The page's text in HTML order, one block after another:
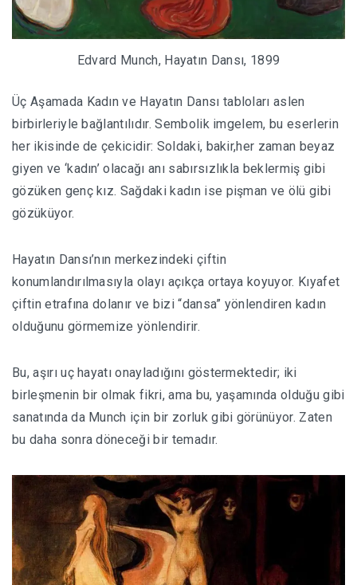
Edvard Munch, Hayatın Dansı, 1899
Üç Aşamada Kadın ve Hayatın Dansı tabloları aslen
birbirleriyle bağlantılıdır. Sembolik imgelem, bu eserlerin
her ikisinde de çekicidir: Soldaki, bakir,her zaman beyaz
giyen ve ‘kadın’ olacağı anı sabırsızlıkla beklermiş gibi
gözüken genç kız. Sağdaki kadın ise pişman ve ölü gibi
gözüküyor.
Hayatın Dansı’nın merkezindeki çiftin
konumlandırılmasıyla olayı açıkça ortaya koyuyor. Kıyafet
çiftin etrafına dolanır ve bizi “dansa” yönlendiren kadın
olduğunu görmemize yönlendirir.
Bu, aşırı uç hayatı onayladığını göstermektedir; iki
birleşmenin bir olmak fikri, ama bu, yaşamında olduğu gibi
sanatında da Munch için bir zorluk gibi görünüyor. Zaten
bu daha sonra döneceği bir temadır.